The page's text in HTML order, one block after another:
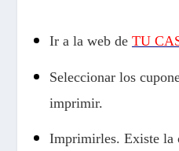
Ir a la web de TU
Seleccionar los
imprimir.
Imprimirles. Existe la